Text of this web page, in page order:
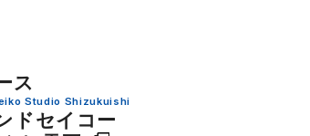
ス
Studio Shizukuishi
ドセイコー